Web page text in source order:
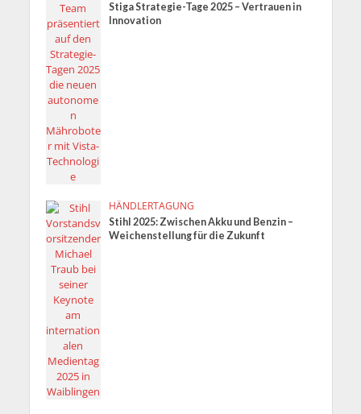
Stiga Strategie-Tage 2025 – Vertrauen in
Innovation
HÄNDLERTAGUNG
Stihl 2025: Zwischen Akku und Benzin –
Weichenstellung für die Zukunft